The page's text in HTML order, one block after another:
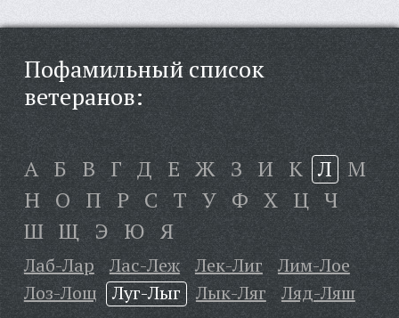
Пофамильный список
ветеранов:
А Б В Г Д Е Ж З И К Л М
Н О П Р С Т У Ф Х Ц Ч
Ш Щ Э Ю Я
Лаб-Лар Лас-Леж Лек-Лиг
Лим-Лое
Лоз-Лощ
Луг-Лыг Лык-Ляг Ляд-Ляш